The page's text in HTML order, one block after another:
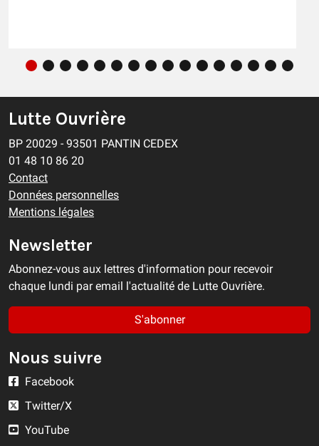
Lutte Ouvrière
BP 20029 - 93501 PANTIN CEDEX
01 48 10 86 20
Contact
Données personnelles
Mentions légales
Newsletter
Abonnez-vous aux lettres d'information pour recevoir
chaque lundi par email l'actualité de Lutte Ouvrière.
S'abonner
Nous suivre
Facebook
Twitter/X
YouTube